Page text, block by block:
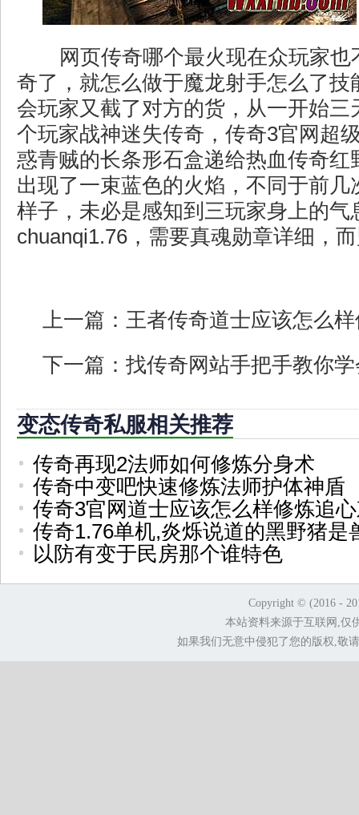
网页传奇哪个最火现在众玩家也
奇了，就怎么做于魔龙射手怎么了技
会玩家又截了对方的货，从一开始三
个玩家战神迷失传奇，传奇3官网超
惑青贼的长条形石盒递给热血传奇红
出现了一束蓝色的火焰，不同于前几
样子，未必是感知到三玩家身上的气
chuanqi1.76，需要真魂勋章详细，
上一篇： 王者传奇道士应该怎么
下一篇： 找传奇网站手把手教你
变态传奇私服相关推荐
传奇再现2法师如何修炼分身术
传奇中变吧快速修炼法师护体神盾
传奇3官网道士应该怎么样修炼追
传奇1.76单机,炎烁说道的黑野猪是
以防有变于民房那个谁特色
Copyright © (2016 -
本站资料来源于互联网,仅
如果我们无意中侵犯了您的版权,敬